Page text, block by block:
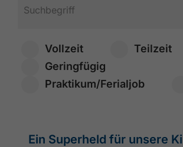
Vollzeit
Teilzeit
Geringfügig
Praktikum/Ferialjob
Ein Superheld für unsere